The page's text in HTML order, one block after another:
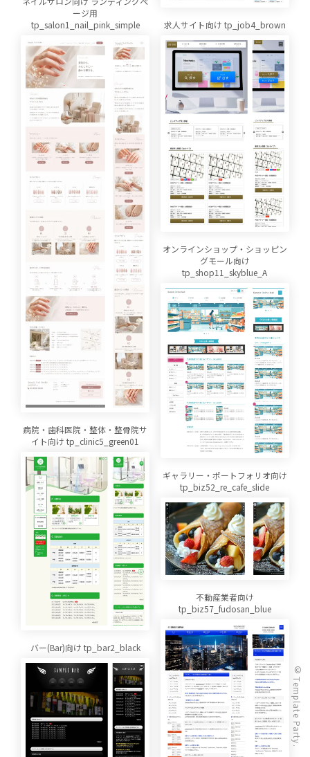
ージ用
tp_salon1_nail_pink_simple
求人サイト向け tp_job4_brown
オンラインショップ・ショッピン
グモール向け
tp_shop11_skyblue_A
病院・歯科医院・整体・整骨院サ
イト向け tp_clinic5_green01
ギャラリー・ポートフォリオ向け
tp_biz52_re_cafe_slide
不動産業者向け
tp_biz57_fudosan_blue
バー(Bar)向け tp_bar2_black
© Template Party.